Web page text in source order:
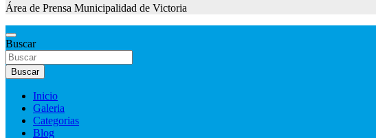
Área de Prensa Municipalidad de Victoria
Buscar
Buscar
Inicio
Galeria
Categorias
Blog